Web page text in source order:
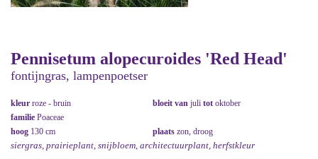
Pennisetum alopecuroides 'Red Head'
fontijngras, lampenpoetser
kleur roze - bruin bloeit van juli tot oktober
familie Poaceae
hoog 130 cm plaats zon, droog
siergras, prairieplant, snijbloem, architectuurplant, herfstkleur